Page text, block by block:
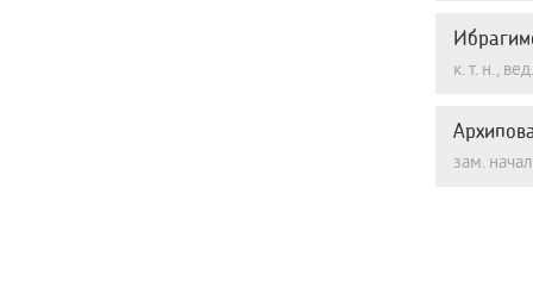
к. т. н.,
зам.